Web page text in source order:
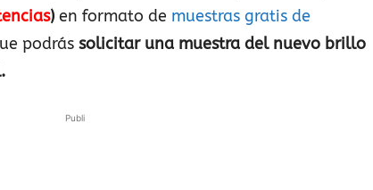
) en formato de muestras gratis de
podrás solicitar una muestra del nuevo brillo
Publi